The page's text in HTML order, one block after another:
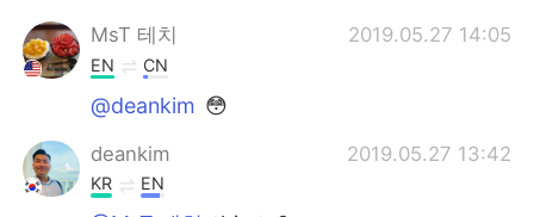
MsT 테치 2019.05.27 14:05
EN CN
@deankim 😳
deankim 2019.05.27 13:42
KR EN